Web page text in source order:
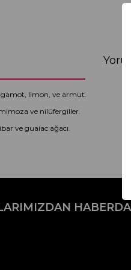
limon, ve armut.
ve nilüfergiller.
ve guaiac ağacı.
bilgisi, resim, ürün
için teşekkür ederiz.
bozuk veya